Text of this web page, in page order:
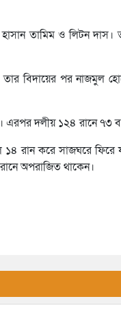
তামিম ও লিটন
বিদায়ের পর নাজমুল
এরপর দলীয় ১২৪ রানে
রান করে সাজঘরে ফিরে
অপরাজিত থাকেন।